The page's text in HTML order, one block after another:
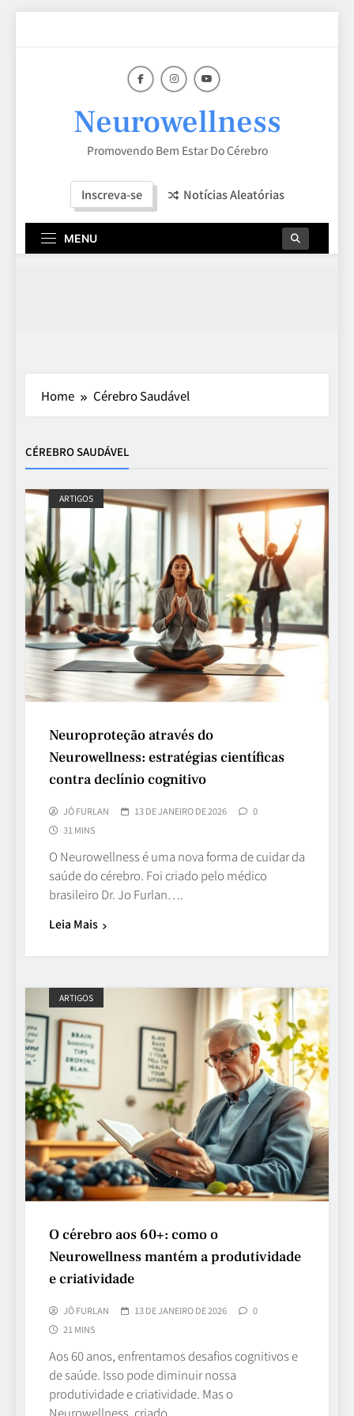
Neurowellness
Promovendo Bem Estar Do Cérebro
Inscreva-se Notícias Aleatórias
MENU
Home Cérebro Saudável
CÉREBRO SAUDÁVEL
ARTIGOS
Neuroproteção através do
Neurowellness: estratégias científicas
contra declínio cognitivo
JÔ FURLAN 13 DE JANEIRO DE 2026
0
31 MINS
O Neurowellness é uma nova forma de cuidar da
saúde do cérebro. Foi criado pelo médico
brasileiro Dr. Jo Furlan….
Leia Mais
ARTIGOS
O cérebro aos 60+: como o
Neurowellness mantém a produtividade
e criatividade
JÔ FURLAN 13 DE JANEIRO DE 2026
0
21 MINS
Aos 60 anos, enfrentamos desafios cognitivos e
de saúde. Isso pode diminuir nossa
produtividade e criatividade. Mas o
Neurowellness, criado…